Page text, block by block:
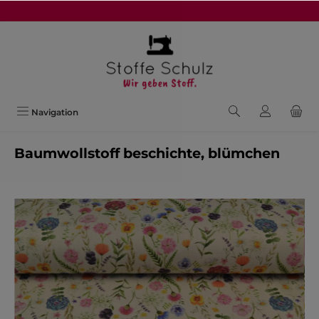
Navigation
Baumwollstoff beschichte, blümchen
Bildergalerie überspringen